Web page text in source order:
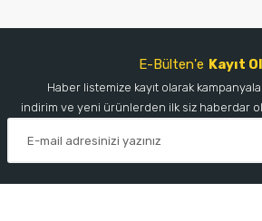
E-Bülten'e Kayıt
Haber listemize kayıt olarak
indirim ve yeni ürünlerden ilk siz haberdar